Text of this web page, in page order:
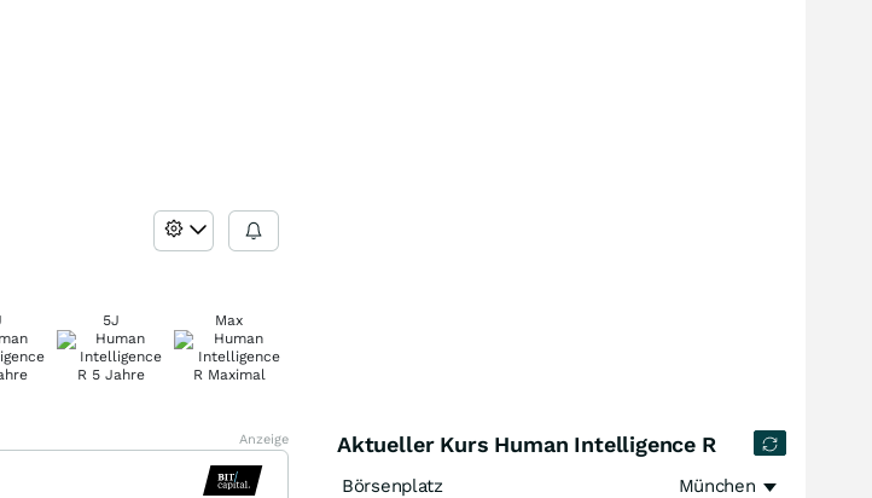
5J Max
Anzeige Aktueller Kurs Human Intelligence R
Börsenplatz
München